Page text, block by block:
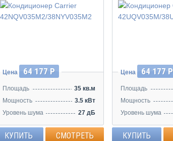
Цена 64 177 Р
Площадь
35 кв.м
Мощность
3.5 кВт
Уровень шума
27 дБ
КУПИТЬ СМОТРЕТЬ
Инвертор
Цена 64 177 Р
Площадь
Мощность
Уровень шума
КУПИТЬ